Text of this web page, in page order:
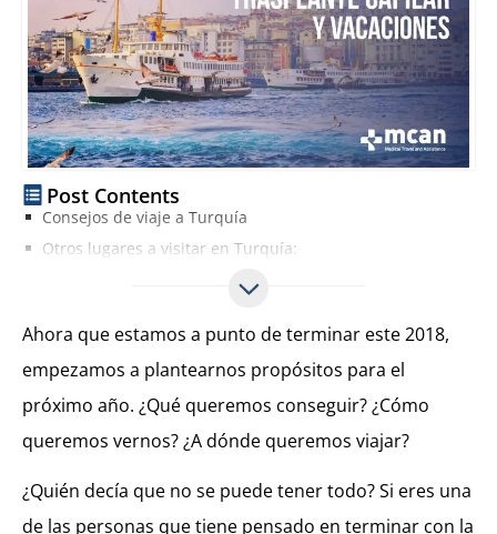
Post Contents
Consejos de viaje a Turquía
Otros lugares a visitar en Turquía:
Ahora que estamos a punto de terminar este 2018,
empezamos a plantearnos propósitos para el
próximo año. ¿Qué queremos conseguir? ¿Cómo
queremos vernos? ¿A dónde queremos viajar?
¿Quién decía que no se puede tener todo? Si eres una
de las personas que tiene pensado en terminar con la